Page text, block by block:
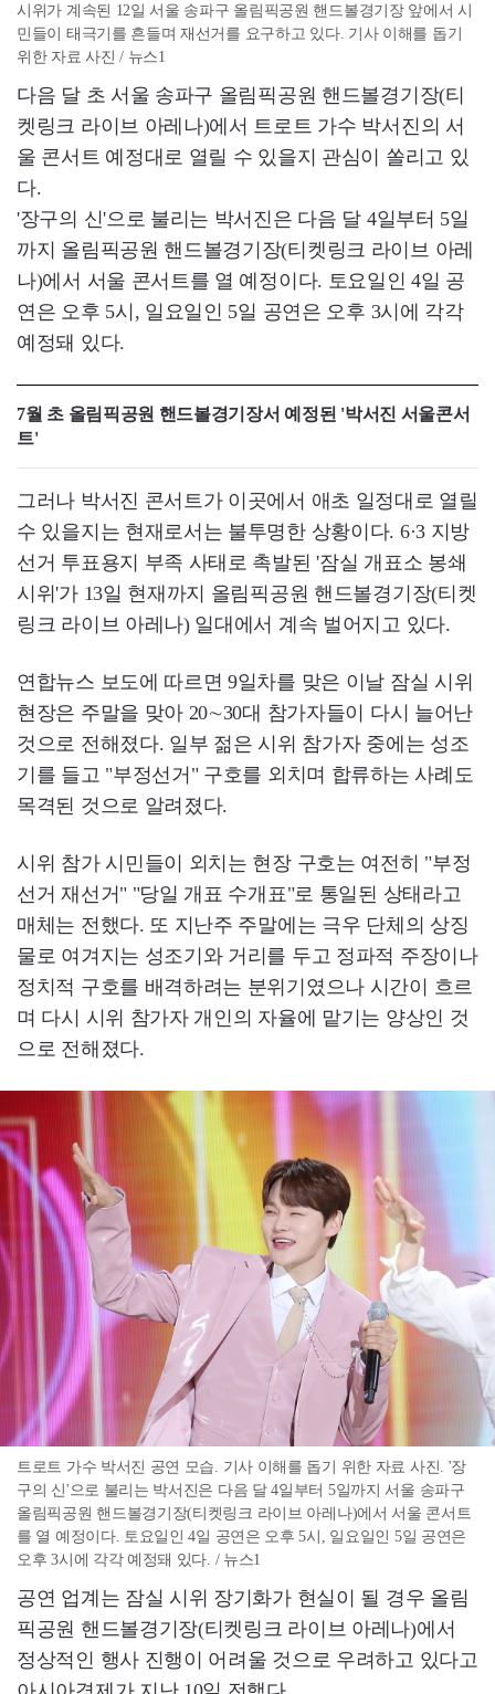
시위가 계속된 12일 서울 송파구 올림픽공원 핸드볼경기장 앞에서 시
민들이 태극기를 흔들며 재선거를 요구하고 있다. 기사 이해를 돕기
위한 자료 사진 / 뉴스1
다음 달 초 서울 송파구 올림픽공원 핸드볼경기장(티
켓링크 라이브 아레나)에서 트로트 가수 박서진의 서
울 콘서트 예정대로 열릴 수 있을지 관심이 쏠리고 있
다.
'장구의 신'으로 불리는 박서진은 다음 달 4일부터 5일
까지 올림픽공원 핸드볼경기장(티켓링크 라이브 아레
나)에서 서울 콘서트를 열 예정이다. 토요일인 4일 공
연은 오후 5시, 일요일인 5일 공연은 오후 3시에 각각
예정돼 있다.
7월 초 올림픽공원 핸드볼경기장서 예정된 '박서진 서울콘서
트'
그러나 박서진 콘서트가 이곳에서 애초 일정대로 열릴
수 있을지는 현재로서는 불투명한 상황이다. 6·3 지방
선거 투표용지 부족 사태로 촉발된 '잠실 개표소 봉쇄
시위'가 13일 현재까지 올림픽공원 핸드볼경기장(티켓
링크 라이브 아레나) 일대에서 계속 벌어지고 있다.
연합뉴스 보도에 따르면 9일차를 맞은 이날 잠실 시위
현장은 주말을 맞아 20∼30대 참가자들이 다시 늘어난
것으로 전해졌다. 일부 젊은 시위 참가자 중에는 성조
기를 들고 "부정선거" 구호를 외치며 합류하는 사례도
목격된 것으로 알려졌다.
시위 참가 시민들이 외치는 현장 구호는 여전히 "부정
선거 재선거" "당일 개표 수개표"로 통일된 상태라고
매체는 전했다. 또 지난주 주말에는 극우 단체의 상징
물로 여겨지는 성조기와 거리를 두고 정파적 주장이나
정치적 구호를 배격하려는 분위기였으나 시간이 흐르
며 다시 시위 참가자 개인의 자율에 맡기는 양상인 것
으로 전해졌다.
트로트 가수 박서진 공연 모습. 기사 이해를 돕기 위한 자료 사진. '장
구의 신'으로 불리는 박서진은 다음 달 4일부터 5일까지 서울 송파구
올림픽공원 핸드볼경기장(티켓링크 라이브 아레나)에서 서울 콘서트
를 열 예정이다. 토요일인 4일 공연은 오후 5시, 일요일인 5일 공연은
오후 3시에 각각 예정돼 있다. / 뉴스1
공연 업계는 잠실 시위 장기화가 현실이 될 경우 올림
픽공원 핸드볼경기장(티켓링크 라이브 아레나)에서
정상적인 행사 진행이 어려울 것으로 우려하고 있다고